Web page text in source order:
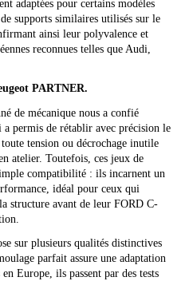
adaptées pour certains modèles
supports similaires utilisés sur le
ainsi leur polyvalence et
reconnues telles que Audi,
PARTNER.
de mécanique nous a confié
permis de rétablir avec précision le
tension ou décrochage inutile
atelier. Toutefois, ces jeux de
compatibilité : ils incarnent un
idéal pour ceux qui
structure avant de leur FORD C-
sur plusieurs qualités distinctives
parfait assure une adaptation
Europe, ils passent par des tests